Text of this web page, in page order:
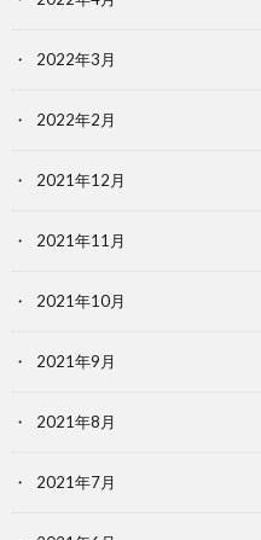
2022年3月
2022年2月
2021年12月
2021年11月
2021年10月
2021年9月
2021年8月
2021年7月